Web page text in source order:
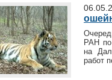
РАН
на
работ